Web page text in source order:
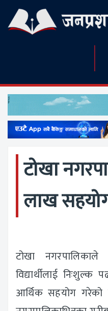
टोखा
लाख
टोखा
विद्यार्थीलाई
आर्थिक सहयोग